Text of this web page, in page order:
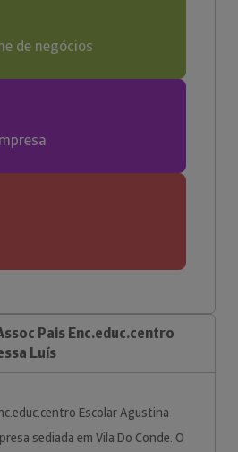
de negócios
Pais Enc.educ.centro
Luís
Escolar Agustina
sediada em Vila Do Conde. O